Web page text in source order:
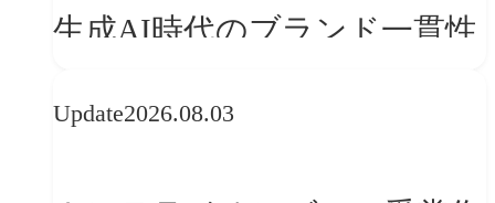
生成AI時代のブランド一貫性
学ぶ「動的ブランディング」
Update2026.08.03